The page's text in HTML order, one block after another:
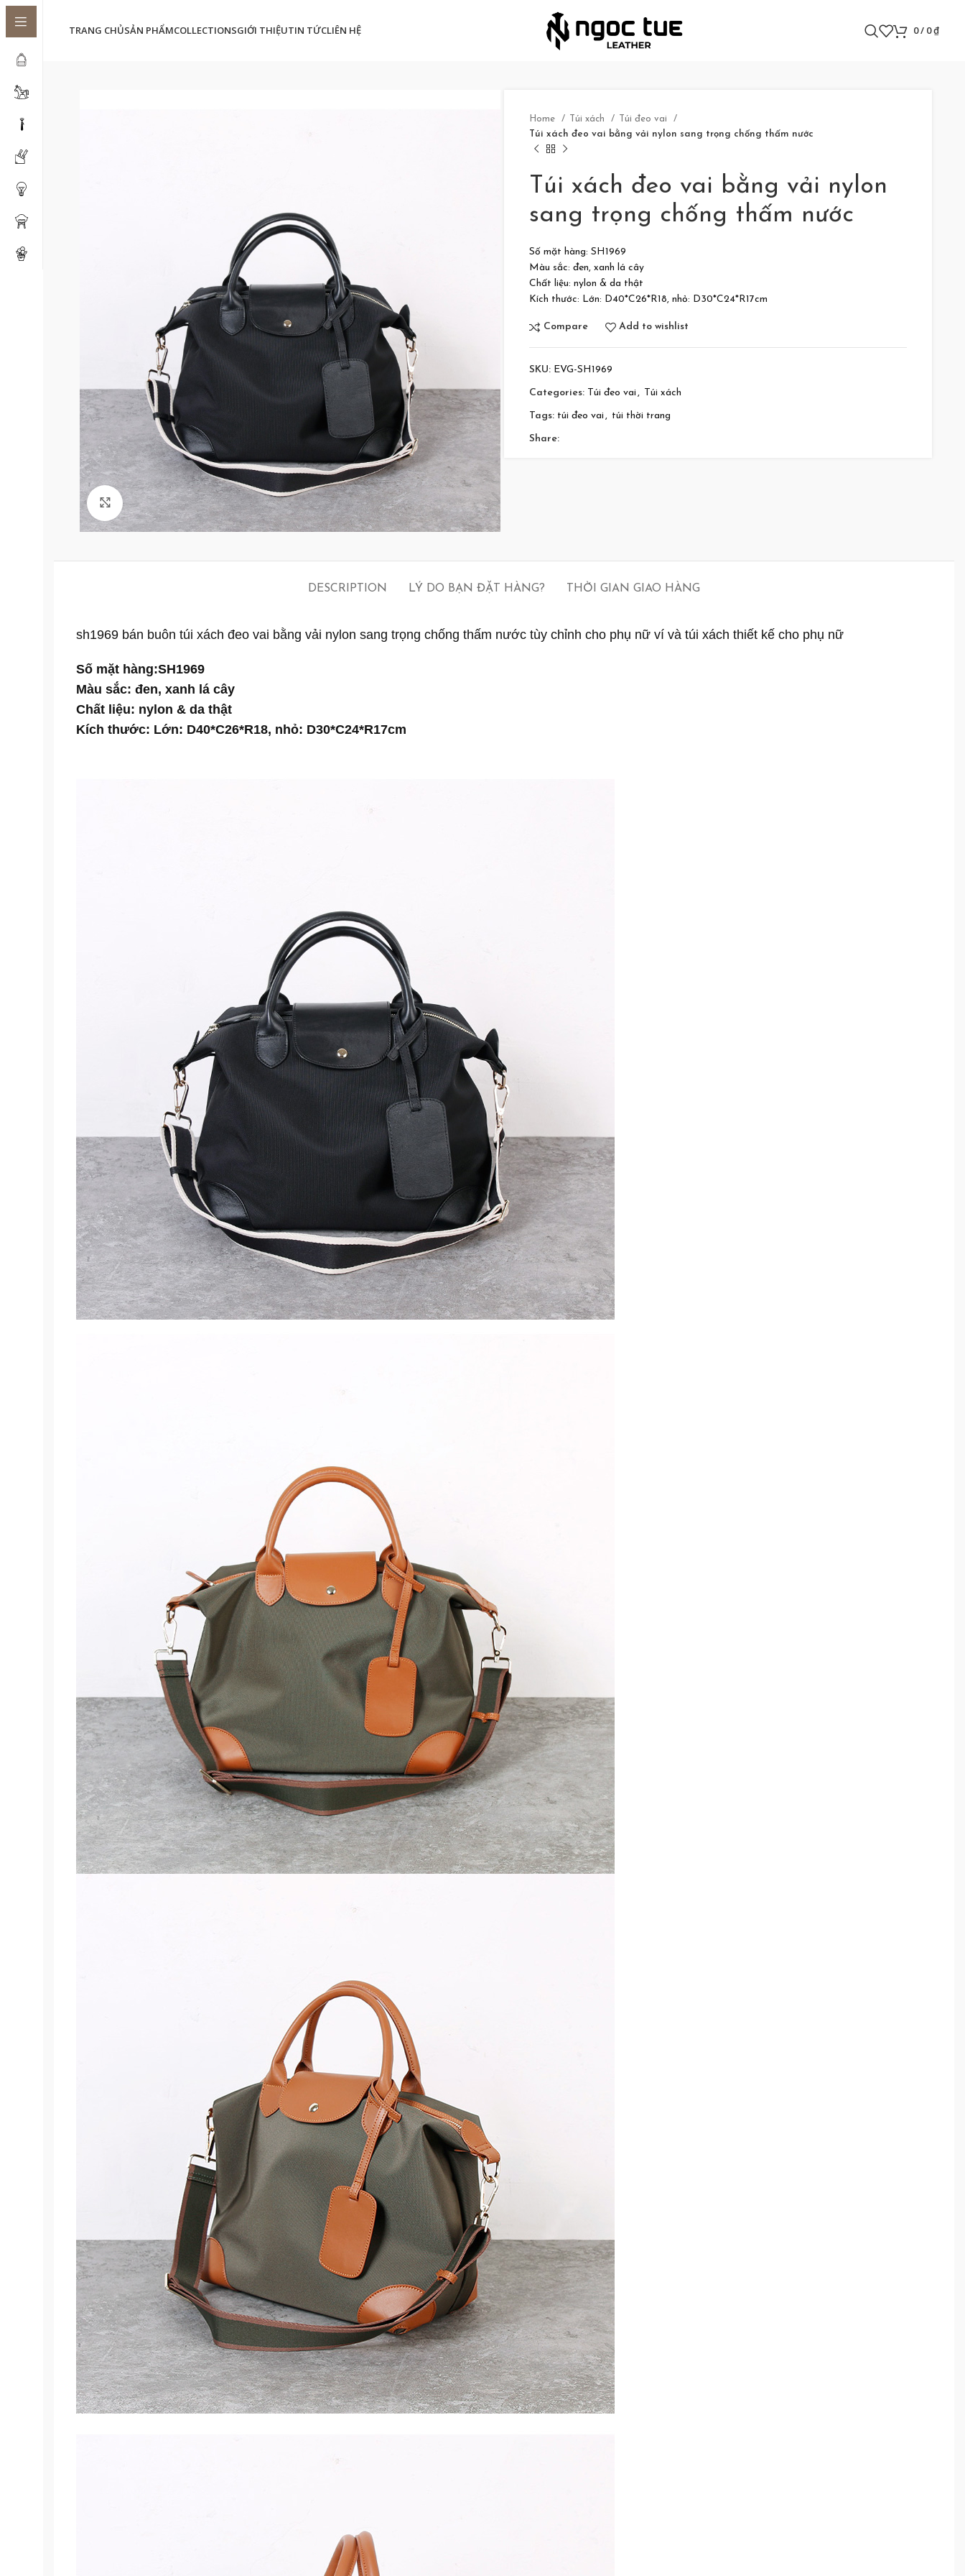
TRANG CHỦSẢN PHẨMCOLLECTIONSGIỚI THIỆUTIN TỨCLIÊN HỆ 0/ 0₫
Click to enlarge
Home Túi xách
Túi đeo vai
Túi xách đeo vai bằng vải nylon sang trọng chống thấm nước
Túi xách đeo vai bằng vải nylon
sang trọng chống thấm nước
Số mặt hàng: SH1969
Màu sắc: đen, xanh lá cây
Chất liệu: nylon & da thật
Kích thước: Lớn: D40*C26*R18, nhỏ: D30*C24*R17cm
Compare Add to wishlist
SKU: EVG-SH1969
Categories: Túi đeo vai , Túi xách
Tags: túi đeo vai , túi thời trang
Share:
DESCRIPTION LÝ DO BẠN ĐẶT HÀNG? THỜI GIAN GIAO HÀNG
sh1969 bán buôn túi xách đeo vai bằng vải nylon sang trọng chống thấm nước tùy chỉnh cho phụ nữ ví và túi xách thiết kế cho phụ nữ
Số mặt hàng:SH1969
Màu sắc: đen, xanh lá cây
Chất liệu: nylon & da thật
Kích thước: Lớn: D40*C26*R18, nhỏ: D30*C24*R17cm